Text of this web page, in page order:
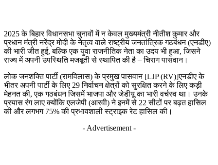
2025 के बिहार विधानसभा चुनावों में न केवल मुख्यमंत्री नीतीश कुमार और
प्रधान मंत्री नरेंद्र मोदी के नेतृत्व वाले राष्ट्रीय जनतांत्रिक गठबंधन (एनडीए)
की भारी जीत हुई, बल्कि एक युवा राजनीतिक नेता का उदय भी हुआ, जिसने
राज्य में अपनी उपस्थिति मजबूती से स्थापित की है – चिराग पासवान।
लोक जनशक्ति पार्टी (रामविलास) के प्रमुख पासवान [LJP (RV)]एनडीए के
भीतर अपनी पार्टी के लिए 29 निर्वाचन क्षेत्रों को सुरक्षित करने के लिए कड़ी
मेहनत की, एक गठबंधन जिसमें भाजपा और जेडीयू का भारी वर्चस्व था। उनके
प्रयास रंग लाए क्योंकि एलजेपी (आरवी) ने इनमें से 22 सीटों पर बढ़त हासिल
की और लगभग 75% की प्रभावशाली स्ट्राइक रेट हासिल की।
- Advertisement -